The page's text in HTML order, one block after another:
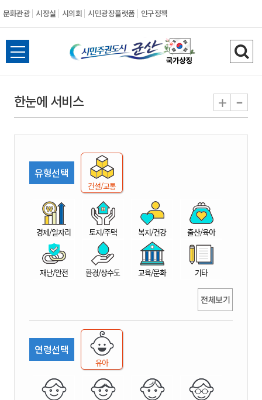
문화관광 시장실 시의회 시민광장플랫폼 인구정책
시
민
권
도
시
산
전
체
뉴
열
검
색
기
한눈에 서비스 + -
유형선택
건설/교통
경제/일자리 토지/주택 복지/건강 출산/육아
재난/안전 환경/상수도 교육/문화 기타
전체보기
연령선택
유아